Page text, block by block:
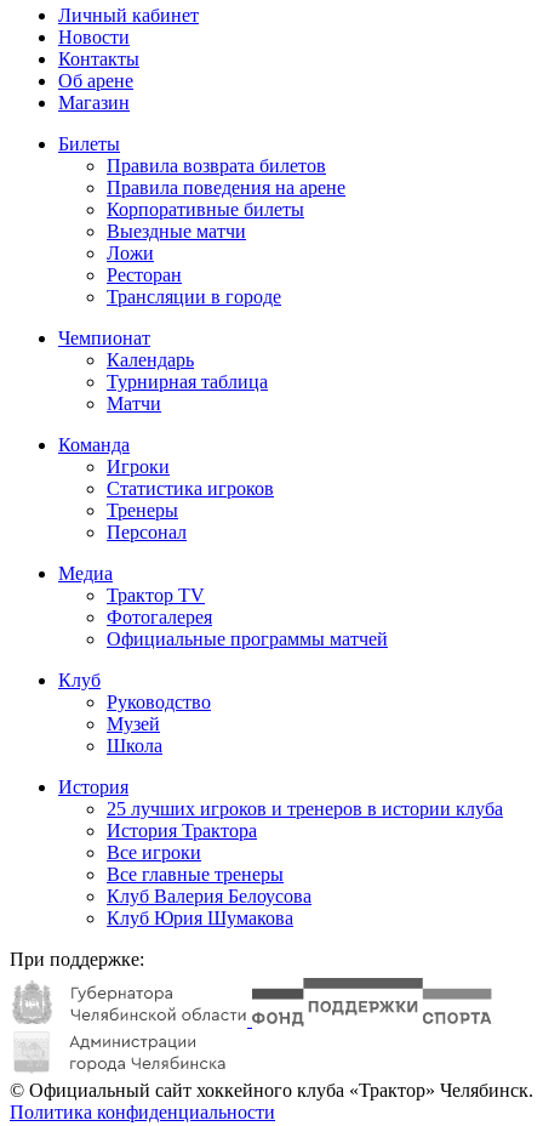
Личный кабинет
Новости
Контакты
Об арене
Магазин
Билеты
Правила возврата билетов
Правила поведения на арене
Корпоративные билеты
Выездные матчи
Ложи
Ресторан
Трансляции в городе
Чемпионат
Календарь
Турнирная таблица
Матчи
Команда
Игроки
Статистика игроков
Тренеры
Персонал
Медиа
Трактор TV
Фотогалерея
Официальные программы матчей
Клуб
Руководство
Музей
Школа
История
25 лучших игроков и тренеров в истории клуба
История Трактора
Все игроки
Все главные тренеры
Клуб Валерия Белоусова
Клуб Юрия Шумакова
При поддержке:
© Официальный сайт хоккейного клуба «Трактор» Челябинск.
Политика конфиденциальности